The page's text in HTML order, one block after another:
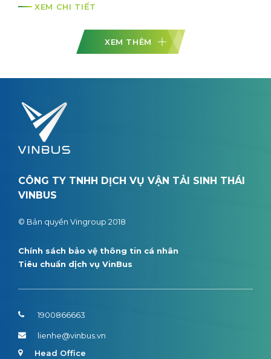
XEM CHI TIẾT
XEM THÊM
CÔNG TY TNHH DỊCH VỤ VẬN TẢI SINH THÁI
VINBUS
© Bản quyền Vingroup 2018
Chính sách bảo vệ thông tin cá nhân
Tiêu chuẩn dịch vụ VinBus
1900866663
lienhe@vinbus.vn
Head Office